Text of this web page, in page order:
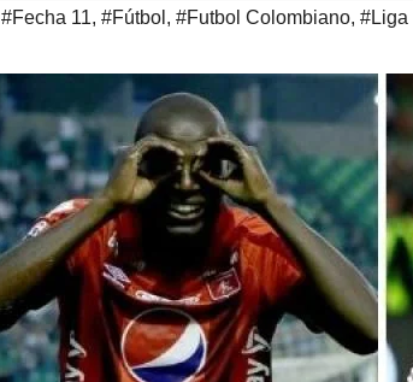
#Fecha 11, #Fútbol , #Futbol Colombiano, #Liga